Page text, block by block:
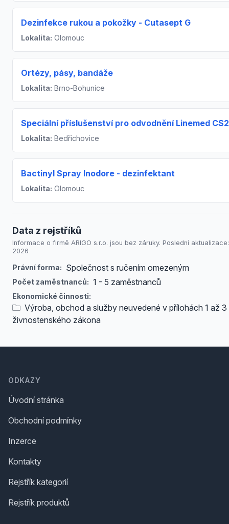
Dezinfekce rukou a pokožky - Cutasept G
Lokalita: Olomouc
Ortézy, pásy, bandáže
Lokalita: Brno-Bohunice
Speciální příslušenství pro odvodnění Linemed CS2
Lokalita: Bedřichovice
Bactinyl Spray Inodore - dezinfektant
Lokalita: Olomouc
Data z rejstříků
Informace o firmě ARIGO s.r.o. jsou bez záruky. Poslední aktualizace:
2026
Právní forma: Společnost s ručením omezeným
Počet zaměstnanců: 1 - 5 zaměstnanců
Ekonomické činnosti:
Výroba, obchod a služby neuvedené v přílohách 1 až 3
živnostenského zákona
ODKAZY
Úvodní stránka
Obchodní podmínky
Inzerce
Kontakty
Rejstřík kategorií
Rejstřík produktů